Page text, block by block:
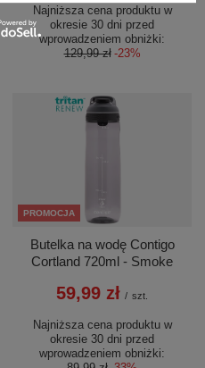
Najniższa cena produktu w
okresie 30 dni przed
wprowadzeniem obniżki:
129,99 zł -23%
PROMOCJA
Butelka na wodę Contigo
Cortland 720ml - Smoke
59,99 zł / szt.
Najniższa cena produktu w
okresie 30 dni przed
wprowadzeniem obniżki: